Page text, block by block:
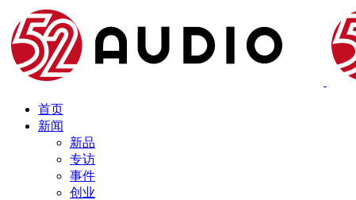
首页
新闻
新品
专访
事件
创业